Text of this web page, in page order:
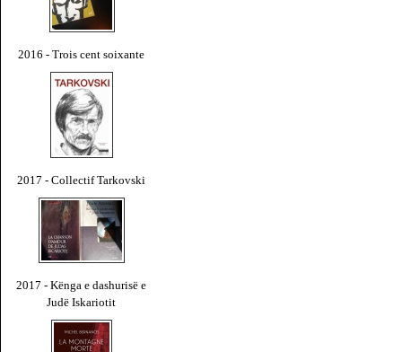
2016 - Trois cent soixante
2017 - Collectif Tarkovski
2017 - Kënga e dashurisë e
Judë Iskariotit